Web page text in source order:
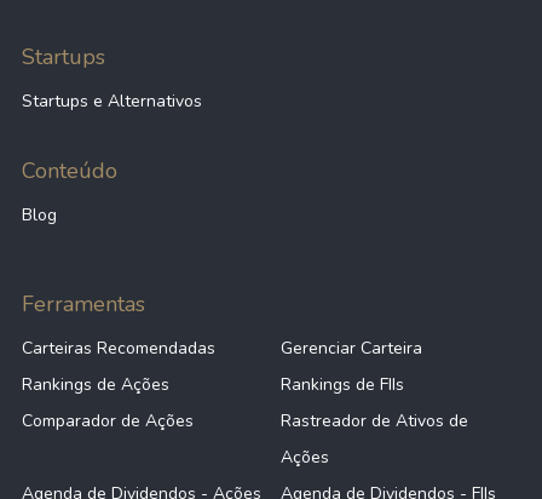
Startups
Startups e Alternativos
Conteúdo
Blog
Ferramentas
Carteiras Recomendadas
Gerenciar Carteira
Rankings de Ações
Rankings de FIIs
Comparador de Ações
Rastreador de Ativos de
Ações
Agenda de Dividendos - Ações
Agenda de Dividendos - FIIs